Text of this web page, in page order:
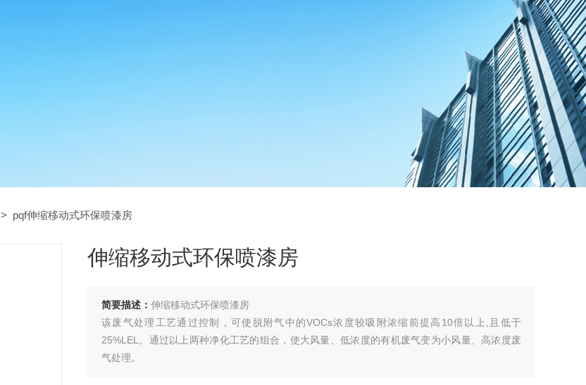
> pqf伸缩移动式环保喷漆房
伸缩移动式环保喷漆房
简要描述： 伸缩移动式环保喷漆房
该废气处理工艺通过控制，可使脱附气中的VOCs浓度较吸附浓缩前提高10倍以上,且低于
25%LEL。通过以上两种净化工艺的组合，使大风量、低浓度的有机废气变为小风量、高浓度废
气处理。